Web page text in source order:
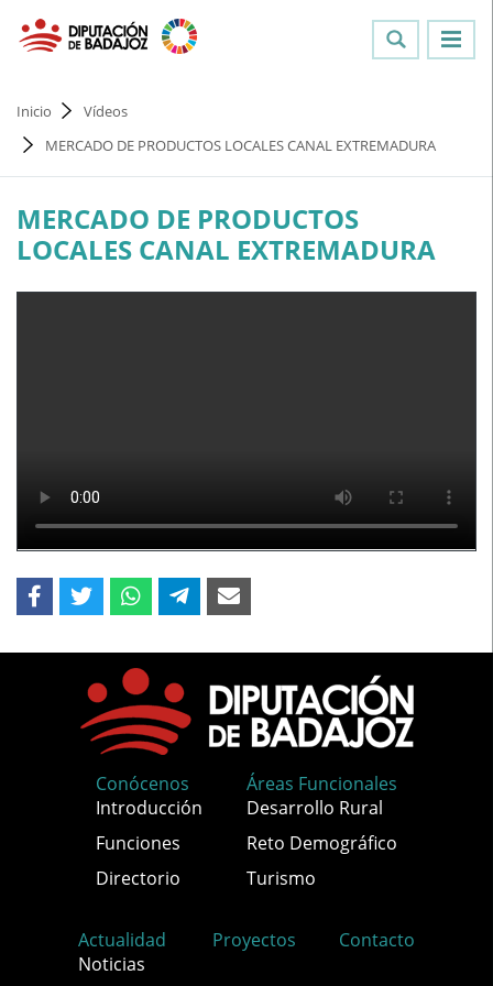
Inicio
Vídeos
MERCADO DE PRODUCTOS LOCALES CANAL EXTREMADURA
MERCADO DE PRODUCTOS
LOCALES CANAL EXTREMADURA
Conócenos
Introducción
Funciones
Directorio
Áreas Funcionales
Desarrollo Rural
Reto Demográfico
Turismo
Actualidad
Noticias
Proyectos Contacto